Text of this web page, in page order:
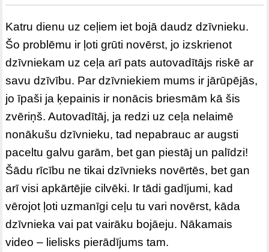
Katru dienu uz ceļiem iet bojā daudz dzīvnieku.
Šo problēmu ir ļoti grūti novērst, jo izskrienot
dzīvniekam uz ceļa arī pats autovadītājs riskē ar
savu dzīvību. Par dzīvniekiem mums ir jārūpējās,
jo īpaši ja ķepainis ir nonācis briesmām kā šis
zvēriņš. Autovadītāj, ja redzi uz ceļa nelaimē
nonākušu dzīvnieku, tad nepabrauc ar augsti
paceltu galvu garām, bet gan piestāj un palīdzi!
Šādu rīcību ne tikai dzīvnieks novērtēs, bet gan
arī visi apkārtējie cilvēki. Ir tādi gadījumi, kad
vērojot ļoti uzmanīgi ceļu tu vari novērst, kāda
dzīvnieka vai pat vairāku bojāeju. Nākamais
video – lielisks pierādījums tam.